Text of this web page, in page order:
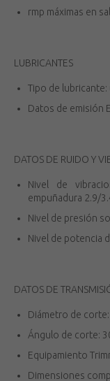
rmp máximas en
LUBRICANTES
Tipo de lubricante:
Datos de emisión
DATOS DE RUIDO Y
Nivel de
empuñadura 2.9/
Nivel de presión
Nivel de potencia
DATOS DE
Diámetro de corte:
Ángulo de corte:
Equipamiento
Dimensiones